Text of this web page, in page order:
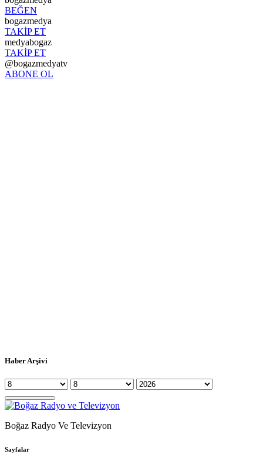
BEĞEN
bogazmedya
TAKİP ET
medyabogaz
TAKİP ET
@bogazmedyatv
ABONE OL
Haber Arşivi
Boğaz Radyo Ve Televizyon
Sayfalar